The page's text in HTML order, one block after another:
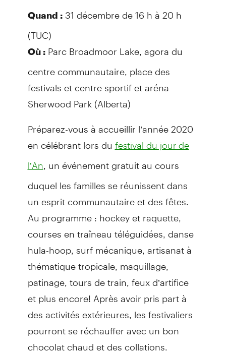
Quand :31 décembre de 16 h à 20 h
(TUC)
Où :Parc Broadmoor Lake, agora du
centre communautaire, place des
festivals et centre sportif et aréna
Sherwood Park (Alberta)
Préparez-vous à accueillir l’année 2020
en célébrant lors du festival du jour de
l’An , un événement gratuit au cours
duquel les familles se réunissent dans
un esprit communautaire et des fêtes.
Au programme : hockey et raquette,
courses en traîneau téléguidées, danse
hula-hoop, surf mécanique, artisanat à
thématique tropicale, maquillage,
patinage, tours de train, feux d’artifice
et plus encore! Après avoir pris part à
des activités extérieures, les festivaliers
pourront se réchauffer avec un bon
chocolat chaud et des collations.